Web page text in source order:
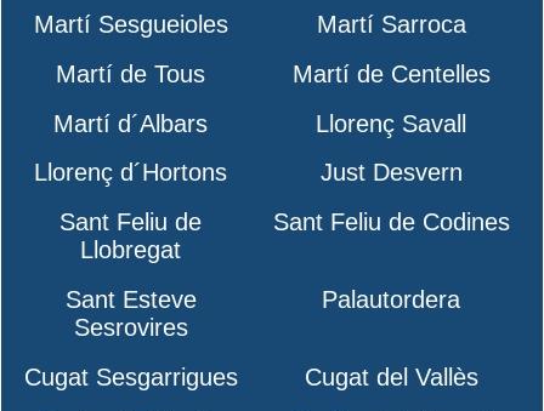
Martí Sesgueioles
Martí Sarroca
Martí de Tous
Martí de Centelles
Martí d´Albars
Llorenç Savall
Llorenç d´Hortons
Just Desvern
Sant Feliu de
Llobregat
Sant Feliu de Codines
Sant Esteve
Sesrovires
Palautordera
Cugat Sesgarrigues
Cugat del Vallès